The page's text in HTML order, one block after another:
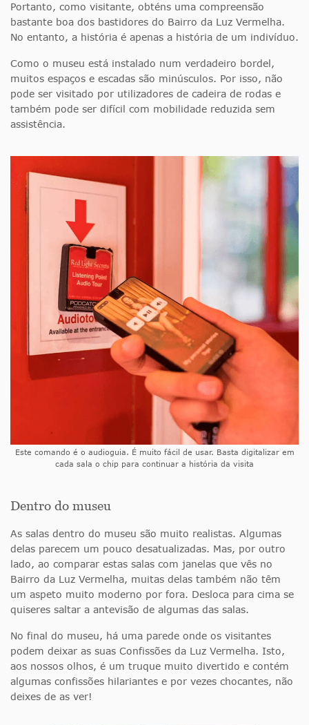
Portanto, como visitante, obténs uma compreensão
bastante boa dos bastidores do Bairro da Luz Vermelha.
No entanto, a história é apenas a história de um indivíduo.
Como o museu está instalado num verdadeiro bordel,
muitos espaços e escadas são minúsculos. Por isso, não
pode ser visitado por utilizadores de cadeira de rodas e
também pode ser difícil com mobilidade reduzida sem
assistência.
Este comando é o audioguia. É muito fácil de usar. Basta digitalizar em
cada sala o chip para continuar a história da visita
Dentro do museu
As salas dentro do museu são muito realistas. Algumas
delas parecem um pouco desatualizadas. Mas, por outro
lado, ao comparar estas salas com janelas que vês no
Bairro da Luz Vermelha, muitas delas também não têm
um aspeto muito moderno por fora. Desloca para cima se
quiseres saltar a antevisão de algumas das salas.
No final do museu, há uma parede onde os visitantes
podem deixar as suas Confissões da Luz Vermelha. Isto,
aos nossos olhos, é um truque muito divertido e contém
algumas confissões hilariantes e por vezes chocantes, não
deixes de as ver!